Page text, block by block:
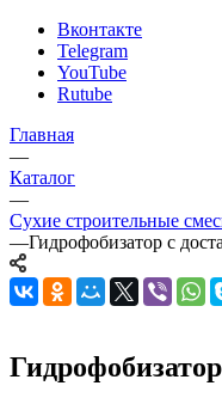
Вконтакте
Telegram
YouTube
Rutube
Главная
—
Каталог
—
Сухие строительные
—Гидрофобизатор с